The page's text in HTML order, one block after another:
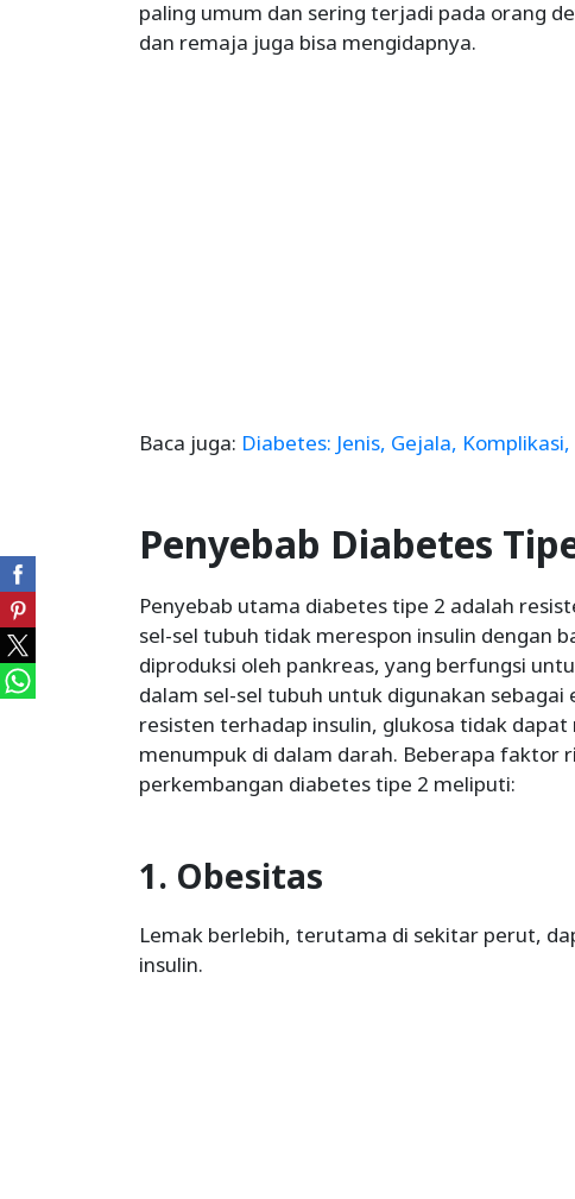
paling umum dan sering terjadi pada orang
dan remaja juga bisa mengidapnya.
Baca juga: Diabetes: Jenis, Gejala,
Penyebab Diabetes
Penyebab utama diabetes tipe 2 adalah
sel-sel tubuh tidak merespon insulin dengan
diproduksi oleh pankreas, yang berfungsi
dalam sel-sel tubuh untuk digunakan sebagai
resisten terhadap insulin, glukosa tidak dapat
menumpuk di dalam darah. Beberapa faktor
perkembangan diabetes tipe 2 meliputi:
1. Obesitas
Lemak berlebih, terutama di sekitar perut,
insulin.